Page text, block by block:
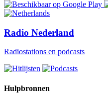
Radio Nederland
Radiostations en podcasts
Hulpbronnen